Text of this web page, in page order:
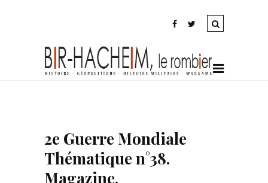
2e Guerre Mondiale
Thématique n°38.
Magazine.